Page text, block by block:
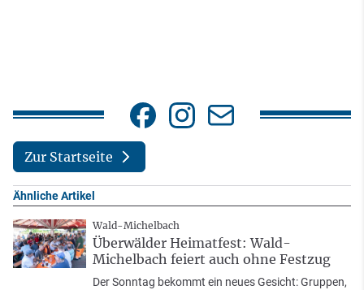
Zur Startseite
Ähnliche Artikel
Wald-Michelbach
Überwälder Heimatfest: Wald-
Michelbach feiert auch ohne Festzug
Der Sonntag bekommt ein neues Gesicht: Gruppen,